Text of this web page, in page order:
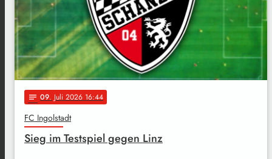
notes 09. Juli 2026 16:44
FC Ingolstadt
Sieg im Testspiel gegen Linz